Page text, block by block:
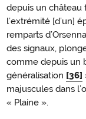
depuis un château
l’extrémité [d’un]
remparts
des signaux,
comme depuis un
généralisation [36]
majuscules dans
« Plaine ».